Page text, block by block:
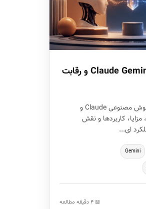
هوش مصنوعی Claude Gemini و رقابت
تحلیلی درباره رقابت هوش مصنوعی Claude و
Gemini در سال ۲۰۲۶، مزایا، کاربردها و نقش
Gemini
📖 ۴ دقیقه مطالعه